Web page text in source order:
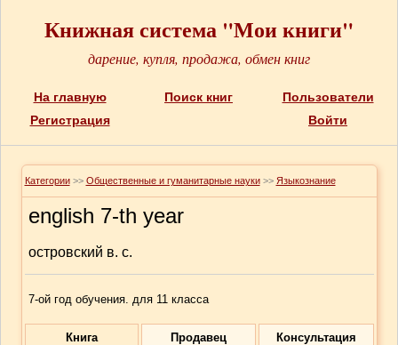
Книжная система "Мои книги"
дарение, купля, продажа, обмен книг
На главную Поиск книг
Пользователи
Регистрация
Войти
Категории >> Общественные и гуманитарные науки >> Языкознание
english 7-th year
островский в. с.
7-ой год обучения. для 11 класса
Книга Продавец Консультация